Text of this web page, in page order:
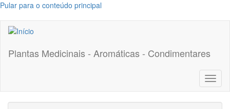
Pular para o conteúdo principal
Plantas Medicinais - Aromáticas - Condimentares